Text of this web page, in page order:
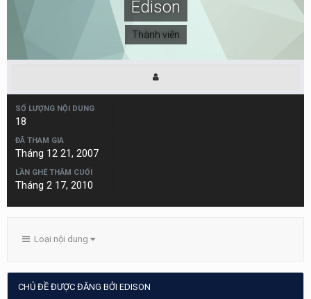
Edison
Thành viên
SỐ LƯỢNG NỘI DUNG
18
ĐÃ THAM GIA
Tháng 12 21, 2007
LẦN GHÉ THĂM CUỐI
Tháng 2 17, 2010
Loại nội dung
CHỦ ĐỀ ĐƯỢC ĐĂNG BỞI EDISON